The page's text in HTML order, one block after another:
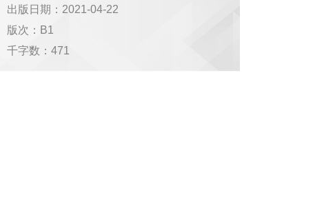
出版日期：2021-04-22
版次：B1
千字数：471